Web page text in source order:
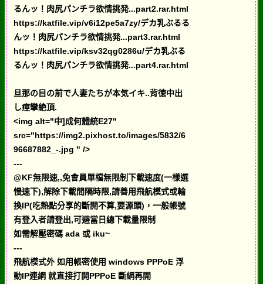
るんッ！肉尻パンチラ欲情挑発...part2.rar.html
https://katfile.vip/v6i12pe5a7zy/デカ乳ぶるる
んッ！肉尻パンチラ欲情挑発...part3.rar.html
https://katfile.vip/ksv32qg0286u/デカ乳ぶる
るんッ！肉尻パンチラ欲情挑発...part4.rar.html
旦那の目の前で人妻たちが本気イキ..背徳中出
し痙攣絶頂.
<img alt="中]成何體統E27"
src="https://img2.pixhost.to/images/5832/6
96687882_-.jpg " />
---
@KF無限速,,免會員單檔無限制下載速度(一樣選
慢速下),解除下載間隔時限,請善用飛航模式或輪
換IP(吃熱點分享的斷開不算,要源頭)，一般帳號
有登入者請登出,可避當日總下載量限制
如需解壓密碼 ada 或 iku~
---
飛航模式外 如用帳密使用 windows PPPoE 浮
動IP連網 就直接打開PPPoE 斷網再開